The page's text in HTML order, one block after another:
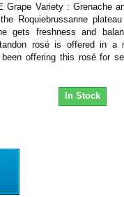
Variety : Grenache
Roquiebrussanne
gets freshness and
rosé is offered in a
been offering this rosé for
In Stock